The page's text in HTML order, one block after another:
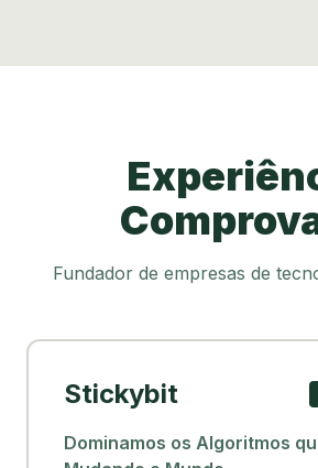
Fundador de empresas de
Stickybit
Dominamos os Algoritmos